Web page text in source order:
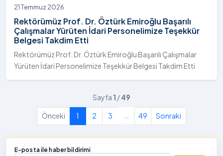
21 Temmuz 2026
Rektörümüz Prof. Dr. Öztürk Emiroğlu Başarılı
Çalışmalar Yürüten İdari Personelimize Teşekkür
Belgesi Takdim Etti
Rektörümüz Prof. Dr. Öztürk Emiroğlu Başarılı Çalışmalar
Yürüten İdari Personelimize Teşekkür Belgesi Takdim Etti
Sayfa 1 /49
Önceki 1 2 3 49 Sonraki
E-posta ile haber bildirimi